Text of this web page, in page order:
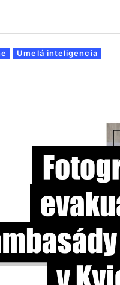
Umelá inteligencia